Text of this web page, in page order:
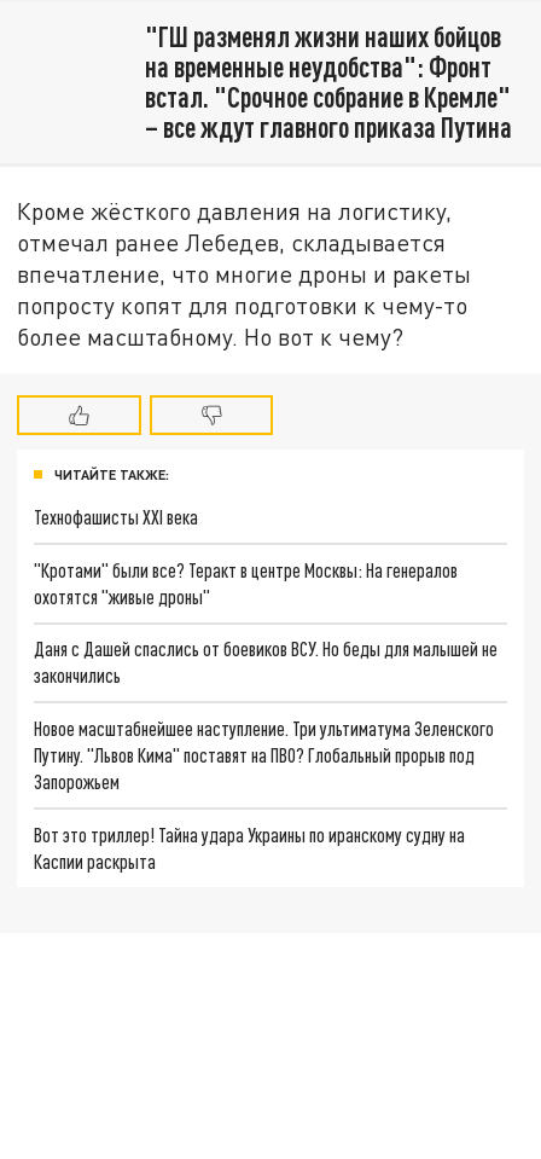
"ГШ разменял жизни наших бойцов
на временные неудобства": Фронт
встал. "Срочное собрание в Кремле"
– все ждут главного приказа Путина
Кроме жёсткого давления на логистику,
отмечал ранее Лебедев, складывается
впечатление, что многие дроны и ракеты
попросту копят для подготовки к чему-то
более масштабному. Но вот к чему?
ЧИТАЙТЕ ТАКЖЕ:
Технофашисты XXI века
"Кротами" были все? Теракт в центре Москвы: На генералов
охотятся "живые дроны"
Даня с Дашей спаслись от боевиков ВСУ. Но беды для малышей не
закончились
Новое масштабнейшее наступление. Три ультиматума Зеленского
Путину. "Львов Кима" поставят на ПВО? Глобальный прорыв под
Запорожьем
Вот это триллер! Тайна удара Украины по иранскому судну на
Каспии раскрыта